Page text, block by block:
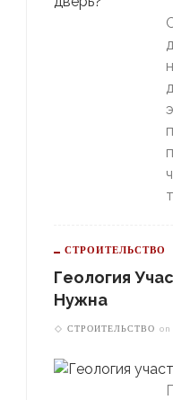
СТРОИТЕЛЬСТВО
Геология
Нужна
СТРОИТЕЛЬСТВО on